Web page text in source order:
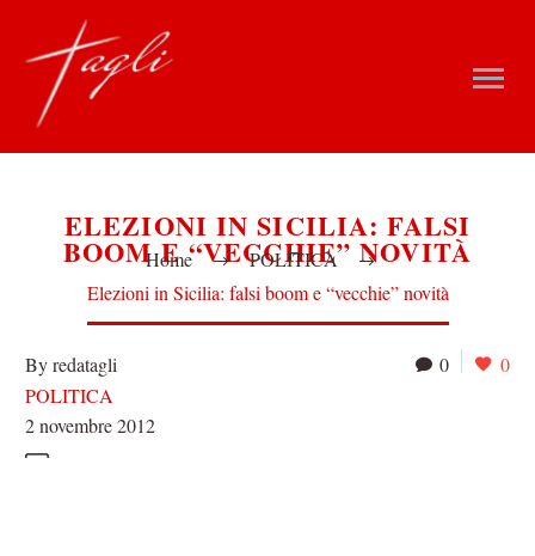
ELEZIONI IN SICILIA: FALSI
BOOM E “VECCHIE” NOVITÀ
Home
POLITICA
Elezioni in Sicilia: falsi boom e “vecchie” novità
0 0
By redatagli
POLITICA
2 novembre 2012